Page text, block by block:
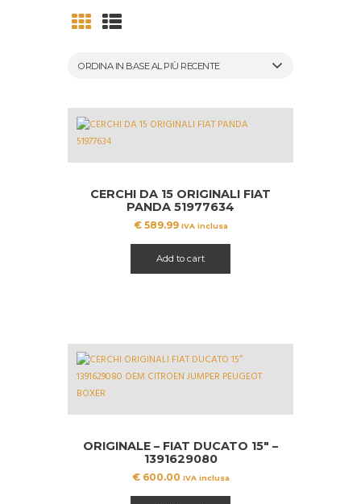
CERCHI DA 15 ORIGINALI FIAT
PANDA 51977634
€589.99 IVA inclusa
Add to cart
ORIGINALE – FIAT DUCATO 15″ –
1391629080
€600.00 IVA inclusa